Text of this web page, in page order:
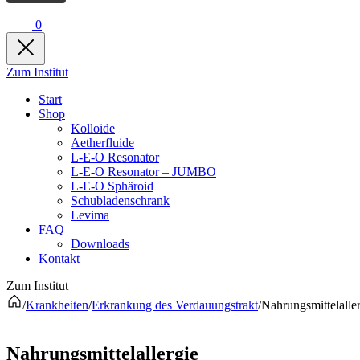
0
Zum Institut
Start
Shop
Kolloide
Aetherfluide
L-E-O Resonator
L-E-O Resonator – JUMBO
L-E-O Sphäroid
Schubladenschrank
Levima
FAQ
Downloads
Kontakt
Zum Institut
/Krankheiten/Erkrankung des Verdauungstrakt/
Nahrungsmittelallergie